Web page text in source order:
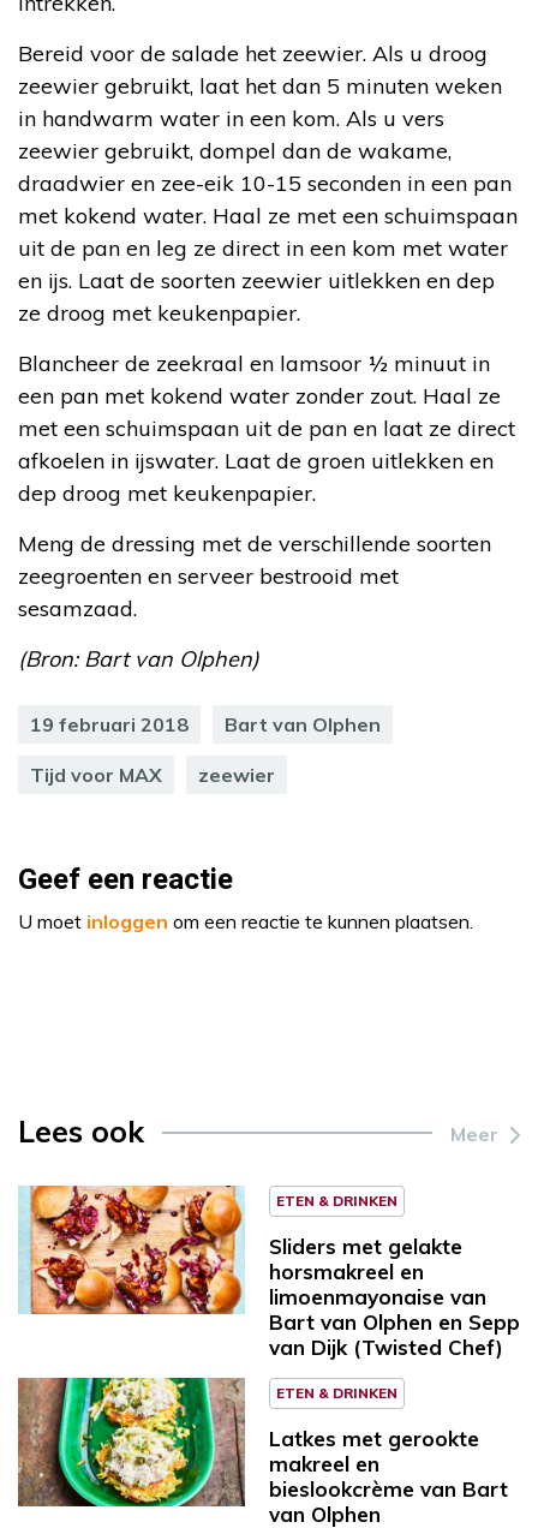
Bereid voor de salade het zeewier. Als u droog
zeewier gebruikt, laat het dan 5 minuten weken
in handwarm water in een kom. Als u vers
zeewier gebruikt, dompel dan de wakame,
draadwier en zee-eik 10-15 seconden in een pan
met kokend water. Haal ze met een schuimspaan
uit de pan en leg ze direct in een kom met water
en ijs. Laat de soorten zeewier uitlekken en dep
ze droog met keukenpapier.
Blancheer de zeekraal en lamsoor ½ minuut in
een pan met kokend water zonder zout. Haal ze
met een schuimspaan uit de pan en laat ze direct
afkoelen in ijswater. Laat de groen uitlekken en
dep droog met keukenpapier.
Meng de dressing met de verschillende soorten
zeegroenten en serveer bestrooid met
sesamzaad.
(Bron: Bart van Olphen)
19 februari 2018 Bart van Olphen
Tijd voor MAX zeewier
Geef een reactie
U moet inloggen om een reactie te kunnen plaatsen.
Lees ook Meer
ETEN & DRINKEN
Sliders met gelakte
horsmakreel en
limoenmayonaise van
Bart van Olphen en Sepp
van Dijk (Twisted Chef)
ETEN & DRINKEN
Latkes met gerookte
makreel en
bieslookcrème van Bart
van Olphen